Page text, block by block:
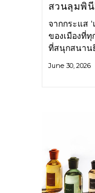
สวนลุมพินี
จากกระแส
ของเมืองที่
ที่สนุกสนาน
กระจายไป
June 30, 2026